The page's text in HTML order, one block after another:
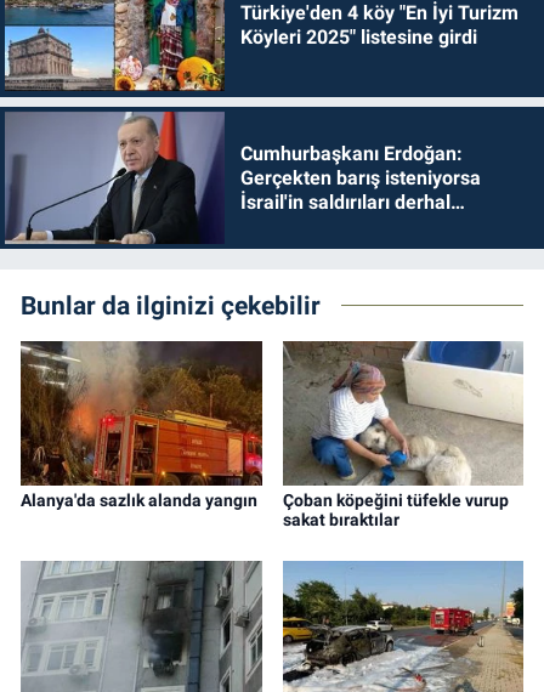
Türkiye'den 4 köy "En İyi Turizm
Köyleri 2025" listesine girdi
Cumhurbaşkanı Erdoğan:
Gerçekten barış isteniyorsa
İsrail'in saldırıları derhal
Bunlar da ilginizi çekebilir
Alanya'da sazlık alanda yangın
Çoban köpeğini tüfekle vurup
sakat bıraktılar